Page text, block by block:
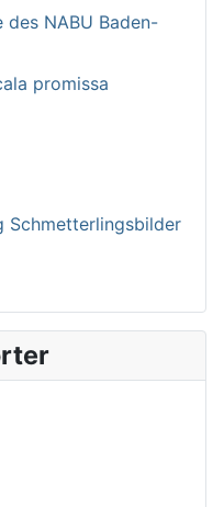
NABU Baden-
promissa
Schmetterlingsbilder